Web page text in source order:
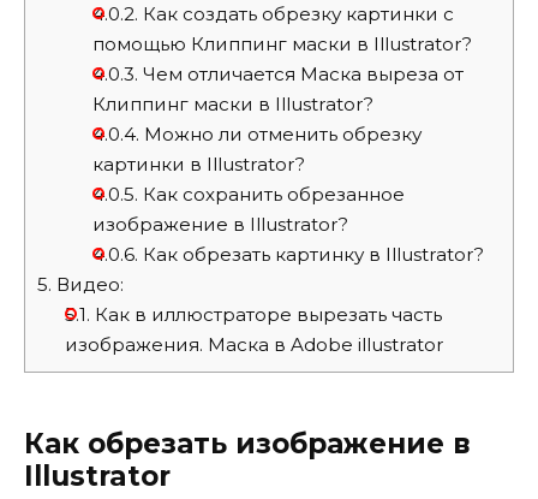
4.0.2. Как создать обрезку картинки с
помощью Клиппинг маски в Illustrator?
4.0.3. Чем отличается Маска выреза от
Клиппинг маски в Illustrator?
4.0.4. Можно ли отменить обрезку
картинки в Illustrator?
4.0.5. Как сохранить обрезанное
изображение в Illustrator?
4.0.6. Как обрезать картинку в Illustrator?
5. Видео:
5.1. Как в иллюстраторе вырезать часть
изображения. Маска в Adobe illustrator
Как обрезать изображение в
Illustrator